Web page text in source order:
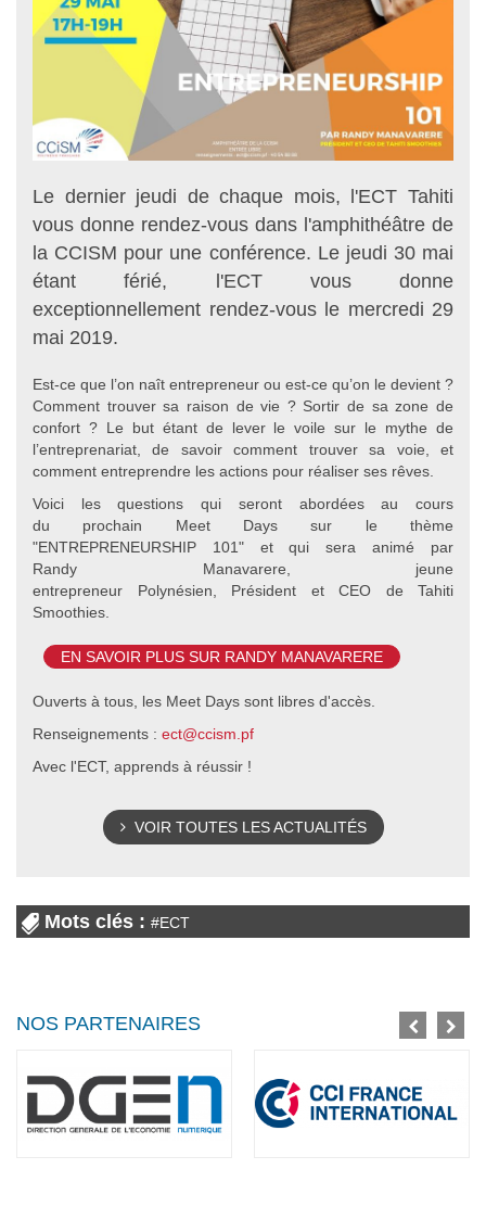
Le dernier jeudi de chaque mois, l'ECT Tahiti
vous donne rendez-vous dans l'amphithéâtre de
la CCISM pour une conférence. Le jeudi 30 mai
étant férié, l'ECT vous donne
exceptionnellement rendez-vous le mercredi 29
mai 2019.
Est-ce que l’on naît entrepreneur ou est-ce qu’on le devient ?
Comment trouver sa raison de vie ? Sortir de sa zone de
confort ? Le but étant de lever le voile sur le mythe de
l’entreprenariat, de savoir comment trouver sa voie, et
comment entreprendre les actions pour réaliser ses rêves.
Voici les questions qui seront abordées au cours
du prochain Meet Days sur le thème
"ENTREPRENEURSHIP 101" et qui sera animé par
Randy Manavarere, jeune
entrepreneur Polynésien, Président et CEO de Tahiti
Smoothies.
EN SAVOIR PLUS SUR RANDY MANAVARERE
Ouverts à tous, les Meet Days sont libres d'accès.
Renseignements : ect@ccism.pf
Avec l'ECT, apprends à réussir !
VOIR TOUTES LES ACTUALITÉS
Mots clés : #ECT
NOS PARTENAIRES